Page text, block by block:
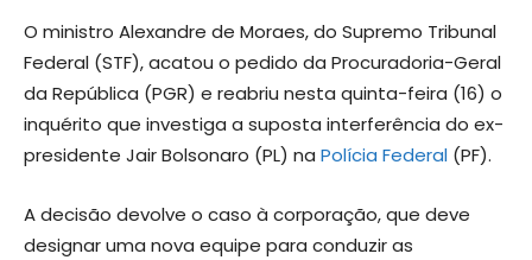
O ministro Alexandre de Moraes, do Supremo Tribunal
Federal (STF), acatou o pedido da Procuradoria-Geral
da República (PGR) e reabriu nesta quinta-feira (16) o
inquérito que investiga a suposta interferência do ex-
presidente Jair Bolsonaro (PL) na Polícia Federal (PF).
A decisão devolve o caso à corporação, que deve
designar uma nova equipe para conduzir as